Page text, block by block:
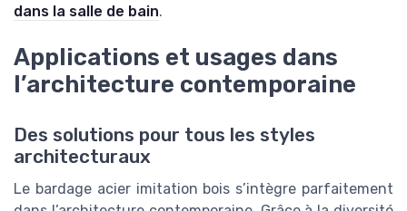
dans la salle de bain.
Applications et usages dans
l’architecture contemporaine
Des solutions pour tous les styles
architecturaux
Le bardage acier imitation bois s’intègre parfaitement